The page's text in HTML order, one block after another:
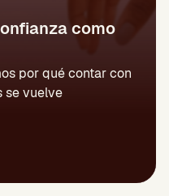
como
por qué contar con
se vuelve